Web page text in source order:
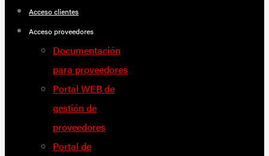
Acceso clientes
Acceso proveedores
Documentación
para proveedores
Portal WEB de
gestión de
proveedores
Portal de